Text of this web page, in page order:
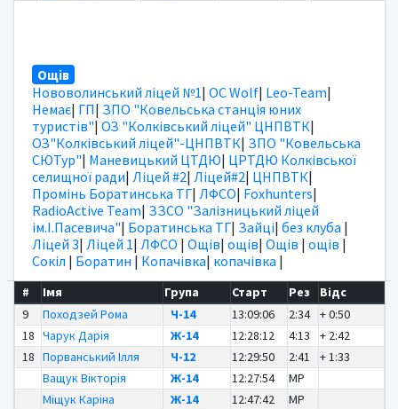
Ощів
Нововолинський ліцей №1| OC Wolf| Leo-Team|
Немає| ГП| ЗПО "Ковельська станція юних
туристів"| ОЗ "Колківський ліцей" ЦНПВТК|
ОЗ"Колківський ліцей"-ЦНПВТК| ЗПО "Ковельська
СЮТур"| Маневицький ЦТДЮ| ЦРТДЮ Колківської
селищної ради| Ліцей #2| Ліцей#2| ЦНПВТК|
Промінь Боратинська ТГ| ЛФСО| Foxhunters|
RadioActive Team| ЗЗСО "Залізницький ліцей
ім.І.Пасевича"| Боратинська ТГ| Зайці| без клуба |
Ліцей 3| Ліцей 1| ЛФСО | Ощів| ощів| Ощів | ощів |
Сокіл | Боратин | Копачівка| копачівка |
# Імя Група Старт Рез
Відс
9
Походзей Рома Ч-14 13:09:06 2:34
+ 0:50
18 Чарук Дарія Ж-14 12:28:12 4:13
+ 2:42
18 Порванський Ілля Ч-12 12:29:50 2:41
+ 1:33
Ващук Вікторія
Ж-14 12:27:54
MP
Міщук Каріна
Ж-14 12:47:42 MP